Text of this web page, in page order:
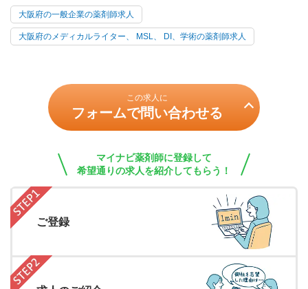
大阪府の一般企業の薬剤師求人
大阪府のメディカルライター、 MSL、 DI、学術の薬剤師求人
この求人に
フォームで問い合わせる
マイナビ薬剤師に登録して
希望通りの求人を紹介してもらう！
ご登録